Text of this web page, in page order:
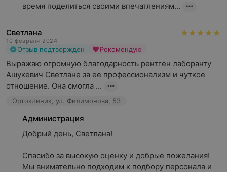
время поделиться своими впечатлениям...
Светлана
10 февраля 2024
Отзыв подтвержден Рекомендую
Выражаю огромную благодарность рентген лаборанту
Ашукевич Светлане за ее профессионализм и чуткое
отношение. Она смогла ...
Ортоклиник, ул. Филимонова, 53
Администрация
Добрый день, Светлана!
Спасибо за высокую оценку и добрые пожелания!
Мы внимательно подходим к подбору персонала и